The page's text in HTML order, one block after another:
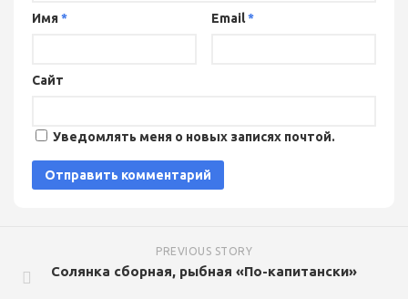
Имя* Email*
Сайт
Уведомлять меня о новых записях почтой.
PREVIOUS STORY
Солянка сборная, рыбная «По-капитански»